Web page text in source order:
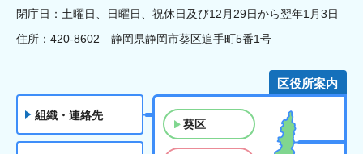
閉庁日：土曜日、日曜日、祝休日及び12月29日から翌年1月3日
住所：420-8602 静岡県静岡市葵区追手町5番1号
組織・連絡先
区役所案内
葵区